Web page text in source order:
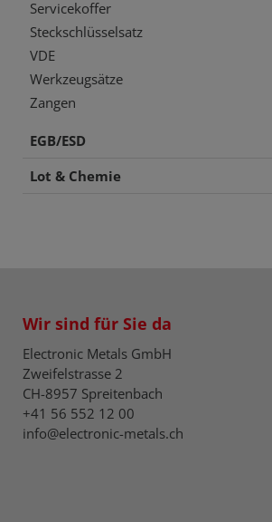
Servicekoffer
Steckschlüsselsatz
VDE
Werkzeugsätze
Zangen
EGB/ESD
Lot & Chemie
Wir sind für Sie da
Electronic Metals GmbH
Zweifelstrasse 2
CH-8957 Spreitenbach
+41 56 552 12 00
info@electronic-metals.ch